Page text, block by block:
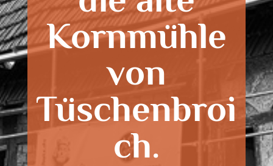
Kornmühle
von
Tüschenbroi
ch.